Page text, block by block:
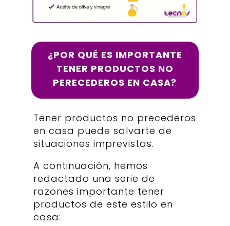
¿POR QUÉ ES IMPORTANTE
TENER PRODUCTOS NO
PERECEDEROS EN CASA?
Tener productos no precederos
en casa puede salvarte de
situaciones imprevistas.
A continuación, hemos
redactado una serie de
razones importante tener
productos de este estilo en
casa: